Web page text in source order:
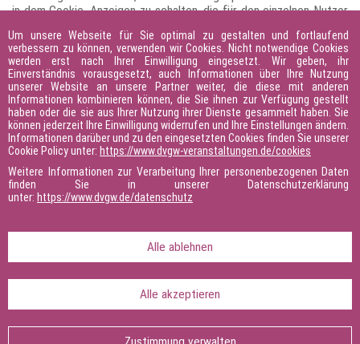
in dem Cookie, Anzeigen zu schalten, die für den einzelnen Nutzer
ytidb::LAST_RESULT_ENTRY_KEY
Speichert die Einstellungen des Benutzers für den Videoplayer bei
der Verwendung von eingebetteten YouTube-Videos.
Ablauf: Persistent
Anbieter: Youtube (Google)
Ihre Einwilligung vorausgesetzt
Sie zum ersten Mal unsere Website besuchen, erscheint auf
unserer Website ein Banner, in welchem wir Sie um Ihre Einwilligung
zur Verwendung von optionalen Cookies bitten. Erteilen Sie hierzu
Ihre Einwilligung, speichern wir ein Cookie auf Ihrem Rechner und
angezeigt. Danach, oder wenn Sie dieses Cookie zuvor aktiv
Um unsere Webseite für Sie optimal zu gestalten und fortlaufend
verbessern zu können, verwenden wir Cookies. Nicht notwendige Cookies
werden erst nach Ihrer Einwilligung eingesetzt. Wir geben, ihr
Einverständnis vorausgesetzt, auch Informationen über Ihre Nutzung
unserer Website an unsere Partner weiter, die diese mit anderen
Informationen kombinieren können, die Sie ihnen zur Verfügung gestellt
haben oder die sie aus Ihrer Nutzung ihrer Dienste gesammelt haben. Sie
können jederzeit Ihre Einwilligung widerrufen und Ihre Einstellungen ändern.
Informationen darüber und zu den eingesetzten Cookies finden Sie unserer
Cookie Policy unter: https://www.dvgw-veranstaltungen.de/cookies
Weitere Informationen zur Verarbeitung Ihrer personenbezogenen Daten
finden Sie in unserer Datenschutzerklärung
unter: https://www.dvgw.de/datenschutz
Alle ablehnen
Alle akzeptieren